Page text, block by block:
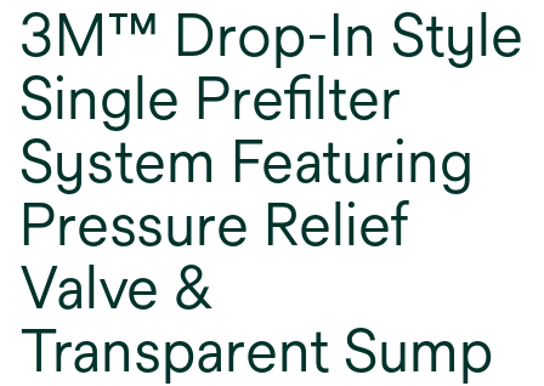
3M™ Drop-In Style
Single Prefilter
System Featuring
Pressure Relief
Valve &
Transparent Sump